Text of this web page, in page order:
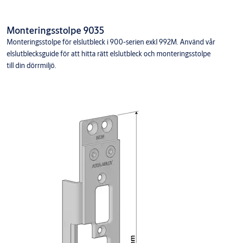
Monteringsstolpe 9035
Monteringsstolpe för elslutbleck i 900-serien exkl 992M. Använd vår
elslutblecksguide för att hitta rätt elslutbleck och monteringsstolpe
till din dörrmiljö.